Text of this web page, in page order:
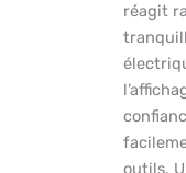
réagit
outils.